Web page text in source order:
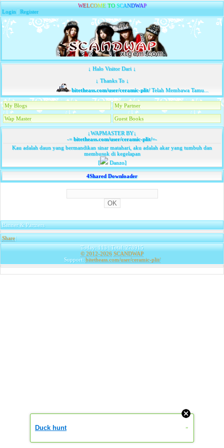
WELCOME TO SCANDWAP
Login |Register
↓ Halo Visitor Dari ↓
↓ Thanks To ↓
bitetheass.com/user/ceramic-plit/Telah Membawa Tamu...
My Blogs My Partner
Wap Master Guest Books
↓WAPMASTER BY↓
-=bitetheass.com/user/ceramic-plit/=-
Kau adalah daun yang bermandikan sinar matahari, aku adalah akar yang tumbuh dan
membusuk di kegelapan
[
Danzo]
4Shared Downloader
Banner & Partners
Share|
Today: 113 | Total: 278915
© 2012-2026 SCANDWAP
Support: bitetheass.com/user/ceramic-plit/
Duck hunt »